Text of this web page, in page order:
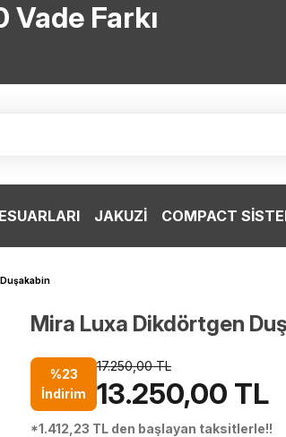
Vade Farkı
ÜCRETSİZ KARGO
JAKUZİ COMPACT
Mira Luxa Dikdörtgen
%23
İndirim
17.250,00 TL
13.250,00 TL
*1.412,23 TL den başlayan taksitlerle!!